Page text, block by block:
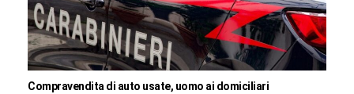
Compravendita di auto usate, uomo ai domiciliari